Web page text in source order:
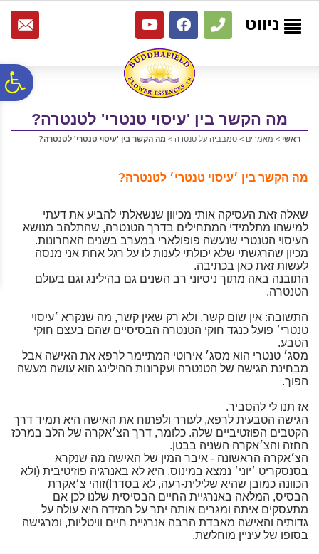
נגישות
אתר
המרכזי
ניווט
מה הקשר בין 'עיסוי טנטרי' לטנטרה?
ראשי > מאמרים > סמבביה על טנטרה > מה הקשר בין 'עיסוי טנטרי' לטנטרה?
מה הקשר בין ׳עיסוי טנטרי׳ לטנטרה?
שאלה זאת העסיקה אותי מכיוון שנשאלתי להביע את דעתי
למישהו מתלמידי המתחילים בדרך הטנטרה, שהתלהב מנושא
העיסוי הטנטרי שנעשה פופולארי במערב בשנים האחרונות.
מכיון שהרגשתי שלא יכולתי לענות לו על רגל אחת אני מנסה
לעשות זאת כאן בכתיבה.
התובנה באה מתוך ניסיוני רב השנים גם בהילינג וגם בעולם
הטנטרה.
התשובה: אין שום קשר. ולא רק שאין קשר, מה שנקרא ׳עיסוי
טנטרי׳ פועל כנגד חוקי הטנטרה הבסיסיים שהם בעצם חוקי
הטבע.
מסג׳ טנטרי הוא מסג׳ אירוטי המתיימר לרפא את האישה אבל
מבחינת הגישה של הטנטרה ועקרונות ההילינג הוא עושה מעשה
הפוך.
אז תנו לי להסביר.
הגישה הטבעית לרפא, לעורר ולפתוח את האישה היא תמיד דרך
הקטבים הפוזטיביים שלה. כלומר, דרך הצ׳אקרה של הלב במרכז
החזה והצ׳אקרה השניה בבטן.
הצ׳אקרה הראשונה - איבר המין של האישה מה שנקרא
בסנסקריט ׳יוני׳ נמצא במינוס, היא לא באנרגיה פוזיטיבית (ולא
הכוונה כמובן שהיא שלילית-רעה, לא בסדר!)זוהי צ׳אקרת
הבסיס, המלאה באנרגיית החיים הבסיסית שלנו לכן אם
מתעסקים איתה ומגרים אותה יתר על המידה היא עולה על
גדותיה והאישה מאבדת הרבה אנרגיית חיים וויטליות, ומרגישה
בסופו של עיניין מוחלשת.